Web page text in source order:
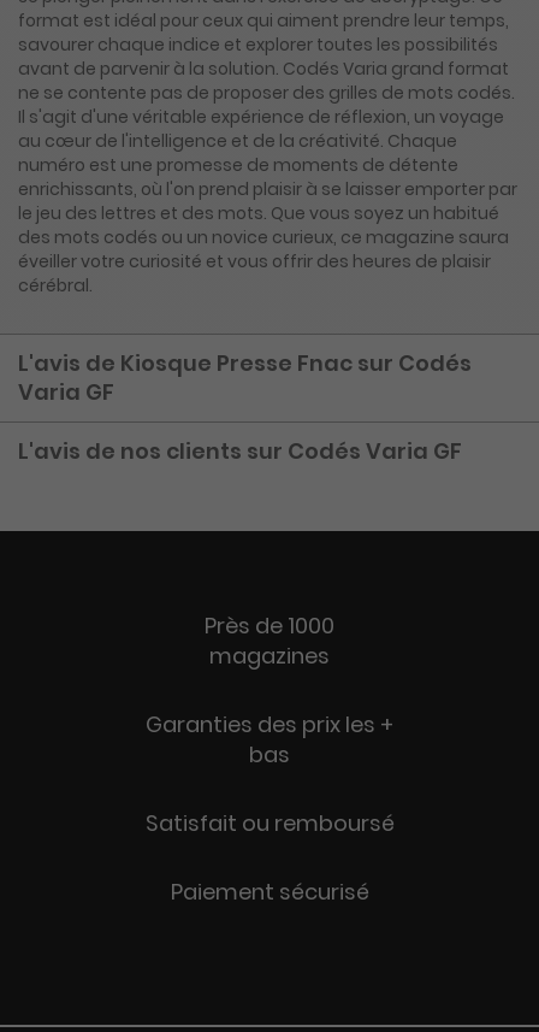
format est idéal pour ceux qui aiment prendre leur temps,
savourer chaque indice et explorer toutes les possibilités
avant de parvenir à la solution. Codés Varia grand format
ne se contente pas de proposer des grilles de mots codés.
Il s'agit d'une véritable expérience de réflexion, un voyage
au cœur de l'intelligence et de la créativité. Chaque
numéro est une promesse de moments de détente
enrichissants, où l'on prend plaisir à se laisser emporter par
le jeu des lettres et des mots. Que vous soyez un habitué
des mots codés ou un novice curieux, ce magazine saura
éveiller votre curiosité et vous offrir des heures de plaisir
cérébral.
L'avis de Kiosque Presse Fnac sur Codés
Varia GF
L'avis de nos clients sur Codés Varia GF
Près de 1000
magazines
Garanties des prix les +
bas
Satisfait ou remboursé
Paiement sécurisé